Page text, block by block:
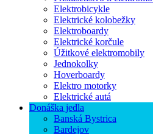
Elektrobicykle
Elektrické kolobežky
Elektroboardy
Elektrické korčule
Úžitkové elektromobily
Jednokolky
Hoverboardy
Elektro motorky
Elektrické autá
Donáška jedla
Banská Bystrica
Bardejov